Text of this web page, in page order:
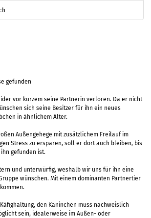
gefunden
vor kurzem seine Partnerin verloren. Da er nicht
sich seine Besitzer für ihn ein neues
in ähnlichem Alter.
Außengehege mit zusätzlichem Freilauf im
Stress zu ersparen, soll er dort auch bleiben, bis
gefunden ist.
und unterwürfig, weshalb wir uns für ihn eine
wünschen. Mit einem dominanten Partnertier
den Kaninchen muss nachweislich
sein, idealerweise im Außen- oder